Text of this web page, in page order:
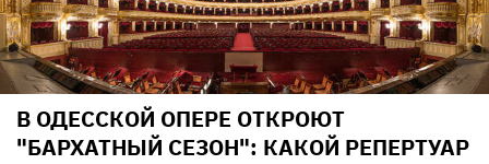
В ОДЕССКОЙ ОПЕРЕ ОТКРОЮТ
"БАРХАТНЫЙ СЕЗОН": КАКОЙ РЕПЕРТУАР